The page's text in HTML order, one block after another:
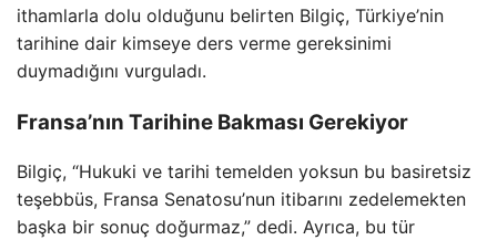
ithamlarla dolu olduğunu belirten Bilgiç, Türkiye’nin
tarihine dair kimseye ders verme gereksinimi
duymadığını vurguladı.
Fransa’nın Tarihine Bakması Gerekiyor
Bilgiç, “Hukuki ve tarihi temelden yoksun bu basiretsiz
teşebbüs, Fransa Senatosu’nun itibarını zedelemekten
başka bir sonuç doğurmaz,” dedi. Ayrıca, bu tür